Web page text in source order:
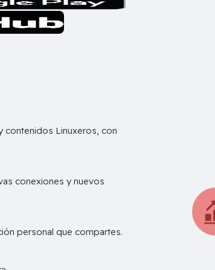
Linuxeros, con
conexiones y nuevos
personal que compartes.